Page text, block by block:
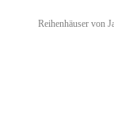
Reihenhäuser von